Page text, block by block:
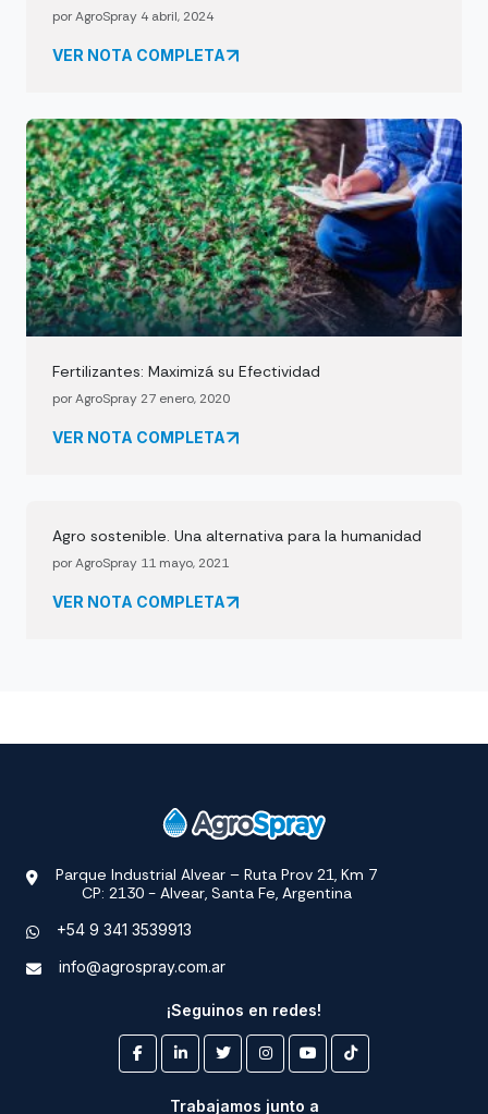
por AgroSpray 4 abril, 2024
VER NOTA COMPLETA
Fertilizantes: Maximizá su Efectividad
por AgroSpray 27 enero, 2020
VER NOTA COMPLETA
Agro sostenible. Una alternativa para la humanidad
por AgroSpray 11 mayo, 2021
VER NOTA COMPLETA
Parque Industrial Alvear – Ruta Prov 21, Km 7
CP: 2130 - Alvear, Santa Fe, Argentina
+54 9 341 3539913
info@agrospray.com.ar
¡Seguinos en redes!
Trabajamos junto a